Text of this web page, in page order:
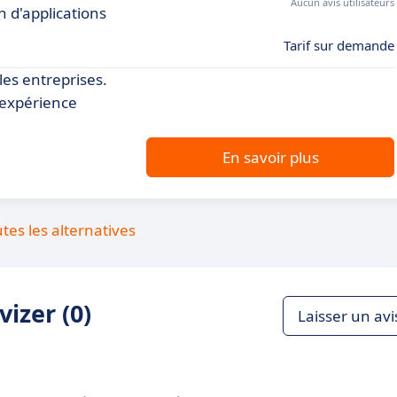
d'applications
Tarif sur demande
entreprises.
En savoir plus
les alternatives
(0) Laisser un